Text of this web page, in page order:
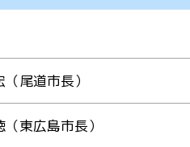
尾道市長）
東広島市長）